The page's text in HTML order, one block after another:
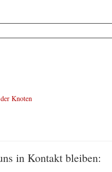
Knoten
in Kontakt bleiben: